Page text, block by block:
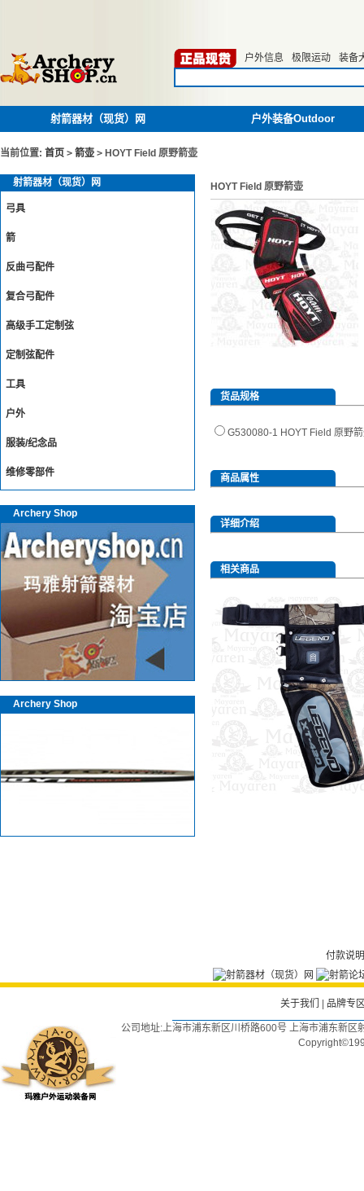
户外信息 极限运动 装备
射箭器材（现货）网 户外装备Outdoor
当前位置: 首页 > 箭壶 > HOYT Field 原野箭壶
射箭器材（现货）网
弓具
箭
反曲弓配件
复合弓配件
高级手工定制弦
定制弦配件
工具
户外
服装/纪念品
维修零部件
Archery Shop
Archery Shop
HOYT Field 原野箭壶
货品规格
G530080-1 HOYT Field 原
商品属性
详细介绍
相关商品
付款说明
关于我们 品牌专
公司地址:上海市浦东新区川桥路600号 上海市浦东新区